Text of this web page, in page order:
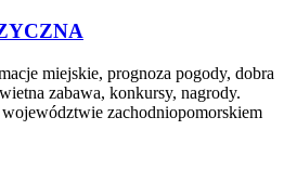
miejskie, prognoza pogody, dobra
zabawa, konkursy, nagrody.
zachodniopomorskiem